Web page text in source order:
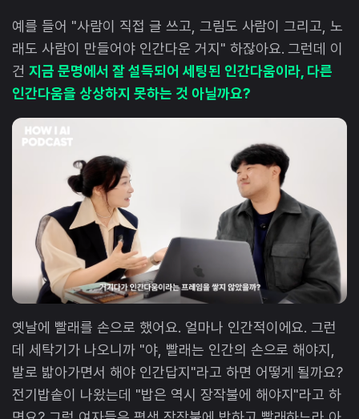
예를 들어 "사람이 직접 글 쓰고, 그림도 사람이 그리고, 노
래도 사람이 만들어야 인간다운 거지" 하잖아요. 그런데 이
건 지금 문명에서 잘 설득되어 세팅된 인간다움이라, 다른
인간다움을 상상하지 못하는 것 아닐까요?
옛날에 빨래를 손으로 했어요. 얼마나 인간적이에요. 그런
데 세탁기가 나오니까 "야, 빨래는 인간의 손으로 해야지,
발로 밟아가면서 해야 인간답지"라고 하면 어떻게 될까요?
전기밥솥이 나왔는데 "밥은 역시 장작불에 해야지"라고 하